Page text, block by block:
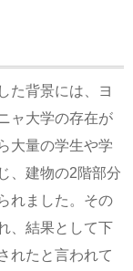
た背景には、ヨ
ャ大学の存在が
大量の学生や学
、建物の2階部分
れました。その
、結果として下
れたと言われて